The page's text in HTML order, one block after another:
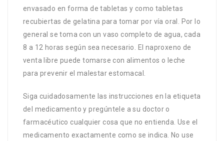
envasado en forma de tabletas y como tabletas
recubiertas de gelatina para tomar por vía oral. Por lo
general se toma con un vaso completo de agua, cada
8 a 12 horas según sea necesario. El naproxeno de
venta libre puede tomarse con alimentos o leche
para prevenir el malestar estomacal.
Siga cuidadosamente las instrucciones en la etiqueta
del medicamento y pregúntele a su doctor o
farmacéutico cualquier cosa que no entienda. Use el
medicamento exactamente como se indica. No use